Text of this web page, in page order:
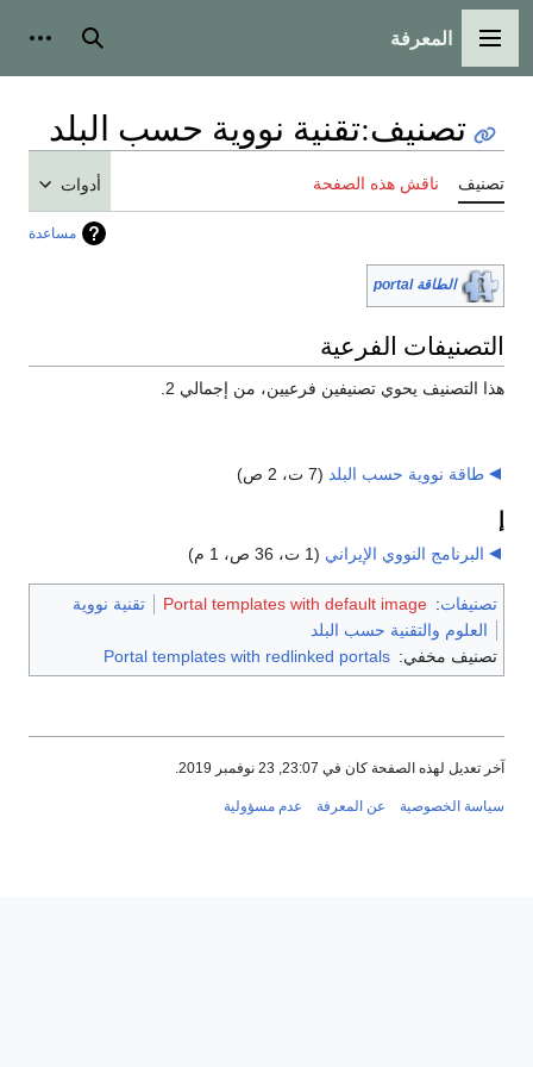
القائمة الرئيسية
المعرفة بحث
تصنيف:تقنية نووية حسب البلد
تصنيف ناقش هذه الصفحة أدوات
مساعدة
الطاقة portal
التصنيفات الفرعية
هذا التصنيف يحوي تصنيفين فرعيين، من إجمالي 2.
طاقة نووية حسب البلد (7 ت، 2 ص)
إ
البرنامج النووي الإيراني (1 ت، 36 ص، 1 م)
تصنيفات:
Portal templates with default image
تقنية نووية
العلوم والتقنية حسب البلد
تصنيف مخفي: Portal templates with redlinked portals
آخر تعديل لهذه الصفحة كان في 23:07, 23 نوفمبر 2019.
سياسة الخصوصية عن المعرفة عدم مسؤولية